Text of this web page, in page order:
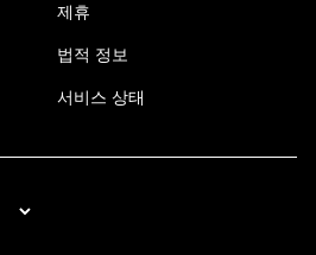
제휴
법적 정보
서비스 상태